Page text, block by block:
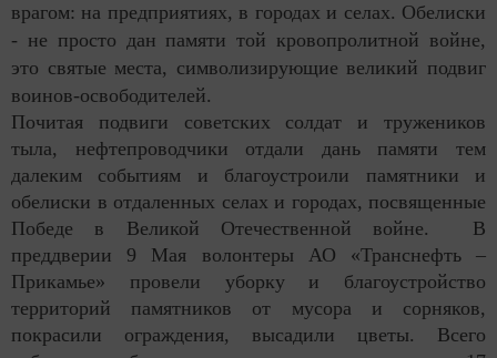
врагом: на предприятиях, в городах и селах. Обелиски
- не просто дан памяти той кровопролитной войне,
это святые места, символизирующие великий подвиг
воинов-освободителей.
Почитая подвиги советских солдат и тружеников
тыла, нефтепроводчики отдали дань памяти тем
далеким событиям и благоустроили памятники и
обелиски в отдаленных селах и городах, посвященные
Победе в Великой Отечественной войне. В
преддверии 9 Мая волонтеры АО «Транснефть –
Прикамье» провели уборку и благоустройство
территорий памятников от мусора и сорняков,
покрасили ограждения, высадили цветы. Всего